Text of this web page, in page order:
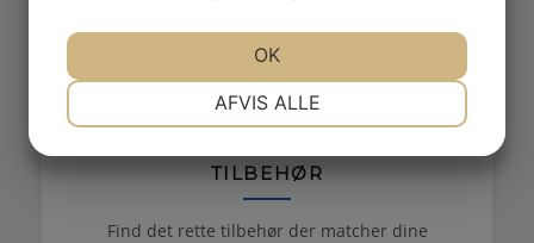
TILBEHØR
Find det rette tilbehør der matcher dine
NØDVENDIGE PRÆFERENCER
MARKETING
AFVIS ALLE
OK